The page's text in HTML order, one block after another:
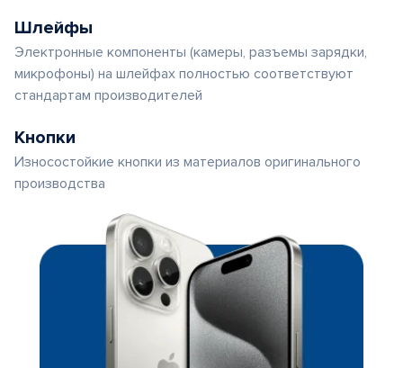
Шлейфы
Электронные компоненты (камеры, разъемы зарядки,
микрофоны) на шлейфах полностью соответствуют
стандартам производителей
Кнопки
Износостойкие кнопки из материалов оригинального
производства